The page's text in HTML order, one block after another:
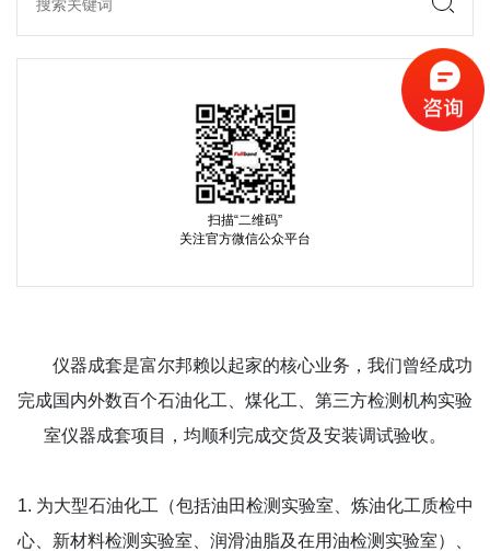
扫描“二维码”
关注官方微信公众平台
仪器成套是富尔邦赖以起家的核心业务，我们曾经成功
完成国内外数百个石油化工、煤化工、第三方检测机构实验
室仪器成套项目，均顺利完成交货及安装调试验收。
1. 为大型石油化工（包括油田检测实验室、炼油化工质检中
心、新材料检测实验室、润滑油脂及在用油检测实验室）、